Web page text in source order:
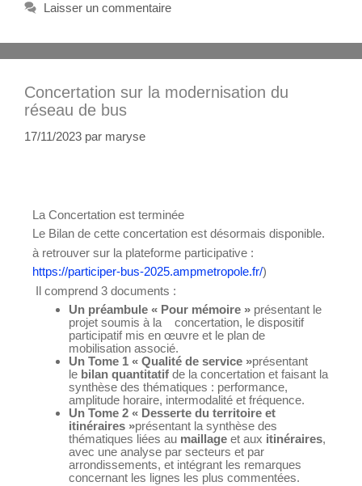
Laisser un commentaire
Concertation sur la modernisation du
réseau de bus
17/11/2023 par maryse
La Concertation est terminée
Le Bilan de cette concertation est désormais disponible.
à retrouver sur la plateforme participative :
https://participer-bus-2025.ampmetropole.fr/)
Il comprend 3 documents :
Un préambule « Pour mémoire » présentant le
projet soumis à la concertation, le dispositif
participatif mis en œuvre et le plan de
mobilisation associé.
Un Tome 1 « Qualité de service »présentant
le bilan quantitatif de la concertation et faisant la
synthèse des thématiques : performance,
amplitude horaire, intermodalité et fréquence.
Un Tome 2 « Desserte du territoire et
itinéraires »présentant la synthèse des
thématiques liées au maillage et aux itinéraires,
avec une analyse par secteurs et par
arrondissements, et intégrant les remarques
concernant les lignes les plus commentées.